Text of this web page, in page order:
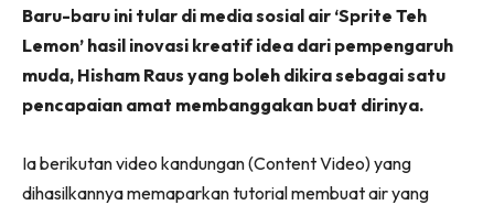
(Twitter)
Baru-baru ini tular di media sosial air ‘Sprite Teh
Lemon’ hasil inovasi kreatif idea dari pempengaruh
muda, Hisham Raus yang boleh dikira sebagai satu
pencapaian amat membanggakan buat dirinya.
Ia berikutan video kandungan (Content Video) yang
dihasilkannya memaparkan tutorial membuat air yang